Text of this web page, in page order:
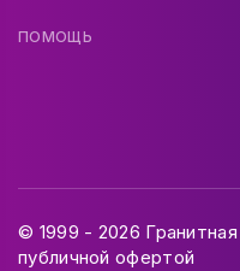
ПОМОЩЬ
© 1999 - 2026
публичной офертой